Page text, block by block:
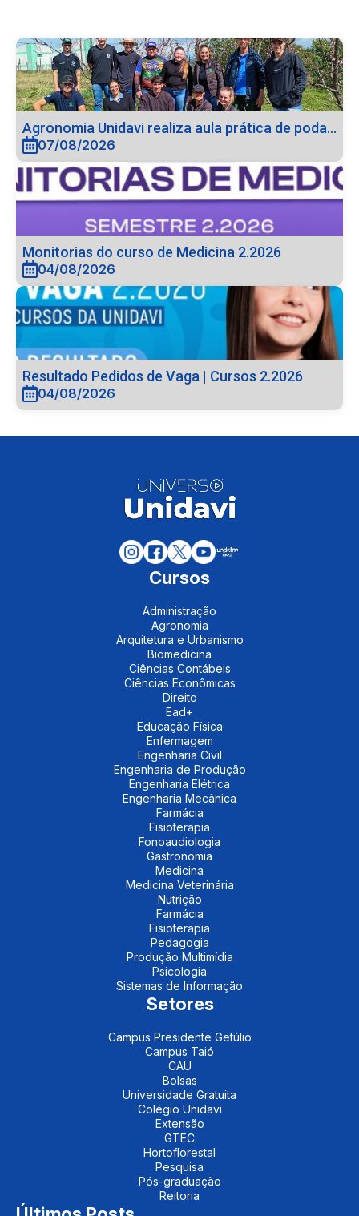
Agronomia Unidavi realiza aula prática de poda...
07/08/2026
Monitorias do curso de Medicina 2.2026
04/08/2026
Resultado Pedidos de Vaga | Cursos 2.2026
04/08/2026
Cursos
Administração
Agronomia
Arquitetura e Urbanismo
Biomedicina
Ciências Contábeis
Ciências Econômicas
Direito
Ead+
Educação Física
Enfermagem
Engenharia Civil
Engenharia de Produção
Engenharia Elétrica
Engenharia Mecânica
Farmácia
Fisioterapia
Fonoaudiologia
Gastronomia
Medicina
Medicina Veterinária
Nutrição
Farmácia
Fisioterapia
Pedagogia
Produção Multimídia
Psicologia
Sistemas de Informação
Setores
Campus Presidente Getúlio
Campus Taió
CAU
Bolsas
Universidade Gratuita
Colégio Unidavi
Extensão
GTEC
Hortoflorestal
Pesquisa
Pós-graduação
Reitoria